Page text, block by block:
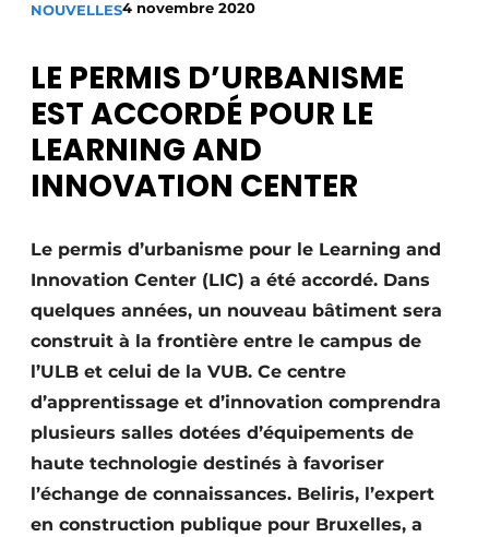
Construction bois
Éclairage
Fondations
Façades
Géotextiles
Infrastructures souterraines et égouttage
Protection solaire
NOUVELLES4 novembre 2020
LE PERMIS D’URBANISME
EST ACCORDÉ POUR LE
LEARNING AND
INNOVATION CENTER
Le permis d’urbanisme pour le Learning and
Innovation Center (LIC) a été accordé. Dans
quelques années, un nouveau bâtiment sera
construit à la frontière entre le campus de
l’ULB et celui de la VUB. Ce centre
d’apprentissage et d’innovation comprendra
plusieurs salles dotées d’équipements de
haute technologie destinés à favoriser
l’échange de connaissances. Beliris, l’expert
en construction publique pour Bruxelles, a